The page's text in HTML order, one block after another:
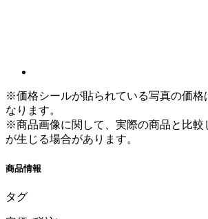
※価格シールが貼られている写真の価格
なります。
※商品画像に関して、実際の商品と比較
が生じる場合があります。
商品情報
タグ